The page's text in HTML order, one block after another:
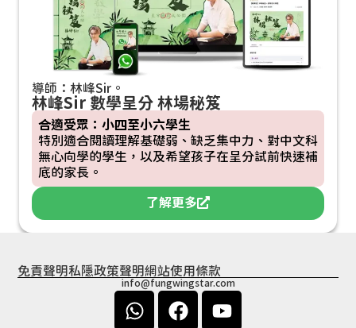
導師：林峰Sir。
林峰Sir 數學呈分 林場秘笈
合適受眾：小四至小六學生
特別適合閱讀理解基礎弱、缺乏集中力、對中文科
無心向學的學生，以及希望孩子在呈分試前快速補
底的家長。
了解更多
免責聲明私隱政策聲明網站使用條款
info@fungwingstar.com